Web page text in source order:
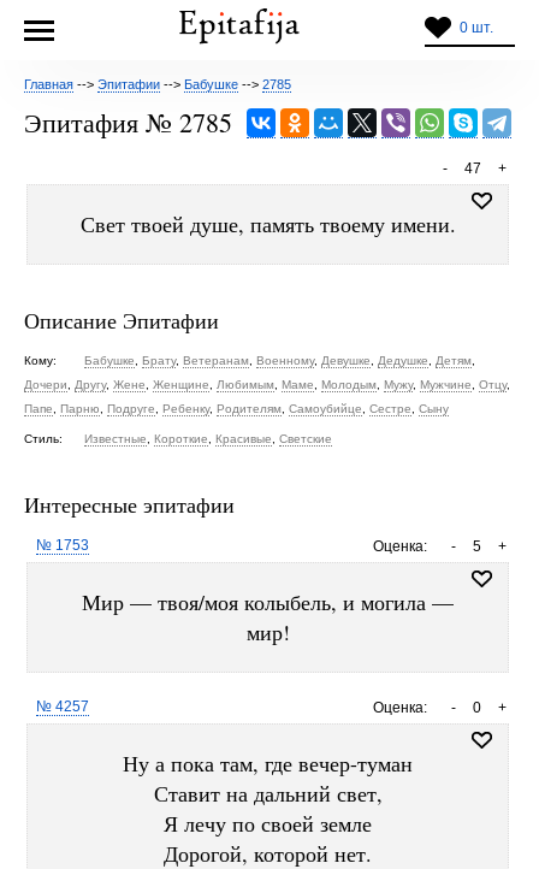
0 шт.
Главная --> Эпитафии --> Бабушке --> 2785
Эпитафия № 2785
+
47
-
Свет твоей душе, память твоему имени.
Описание Эпитафии
Кому: Бабушке Брату, Ветеранам Военному, Девушке Дедушке Детям
Дочери
Другу, Жене Женщине Любимым Маме Молодым Мужу, Мужчине Отцу,
Папе
Парню Подруге Ребенку, Родителям Самоубийце Сестре Сыну
Стиль: Известные Короткие Красивые Светские
Интересные эпитафии
Оценка: +
5
-
№ 1753
Мир — твоя/моя колыбель, и могила —
мир!
Оценка: +
0
-
№ 4257
Ну а пока там, где вечер-туман
Ставит на дальний свет,
Я лечу по своей земле
Дорогой, которой нет.